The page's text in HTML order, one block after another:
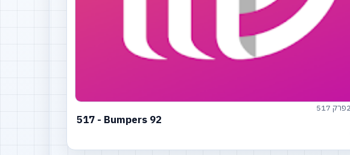
פרק 517
517 - Bumpers 92